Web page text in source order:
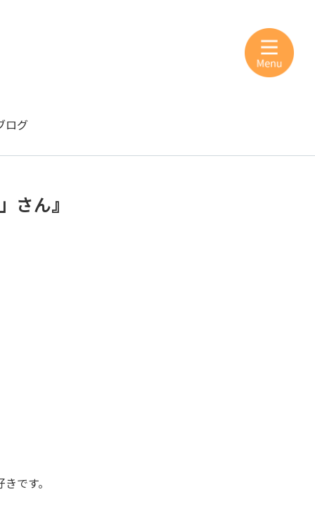
ログ
さん』
です。